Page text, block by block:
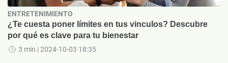
ENTRETENIMIENTO
¿Te cuesta poner límites en tus vinculos? Descubre
por qué es clave para tu bienestar
3 min | 2024-10-03 18:35